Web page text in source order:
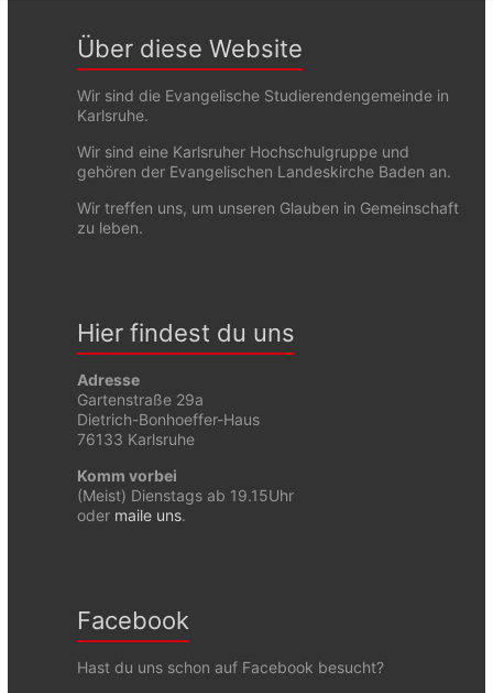
Über diese Website
Wir sind die Evangelische Studierendengemeinde in
Karlsruhe.
Wir sind eine Karlsruher Hochschulgruppe und
gehören der Evangelischen Landeskirche Baden an.
Wir treffen uns, um unseren Glauben in Gemeinschaft
zu leben.
Hier findest du uns
Adresse
Gartenstraße 29a
Dietrich-Bonhoeffer-Haus
76133 Karlsruhe
Komm vorbei
(Meist) Dienstags ab 19.15Uhr
oder maile uns.
Facebook
Hast du uns schon auf Facebook besucht?